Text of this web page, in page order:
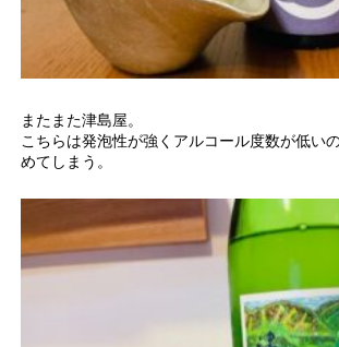
またまた津島屋。
こちらは発泡性が強くアルコール度数が低い
めてしまう。